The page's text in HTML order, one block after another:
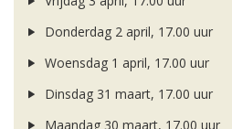
Donderdag 2 april, 17.00 uur
Woensdag 1 april, 17.00 uur
Dinsdag 31 maart, 17.00 uur
Maandag 30 maart, 17.00 uur